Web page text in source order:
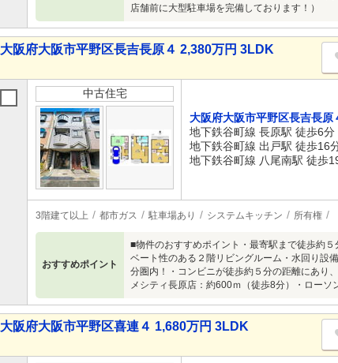
店舗前に大型駐車場を完備しております！）
大阪府大阪市平野区長吉長原４ 2,380万円 3LDK
中古住宅
大阪府大阪市平野区長吉長原
地下鉄谷町線 長原駅 徒歩6分
地下鉄谷町線 出戸駅 徒歩16
地下鉄谷町線 八尾南駅 徒歩
3階建て以上 都市ガス 駐車場あり システムキッチン 所有権
おすすめポイント
■物件のおすすめポイント・最寄駅まで徒歩約
ベート性のある２階リビングルーム・水回り設
分圏内！・コンビニが徒歩約５分の距離にあり
メシティ長原店：約600ｍ（徒歩8分）・ロー
大阪府大阪市平野区喜連４ 1,680万円 3LDK